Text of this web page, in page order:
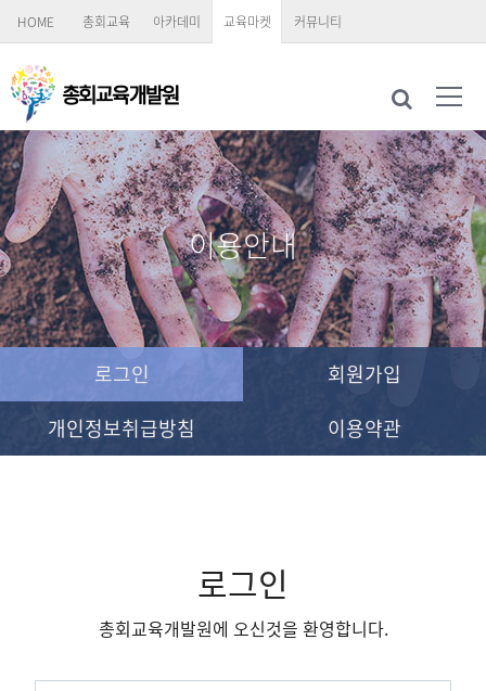
HOME 총회교육 아카데미 교육마켓 커뮤니티
이용안내
로그인
회원가입
개인정보취급방침
이용약관
로그인
총회교육개발원에 오신것을 환영합니다.